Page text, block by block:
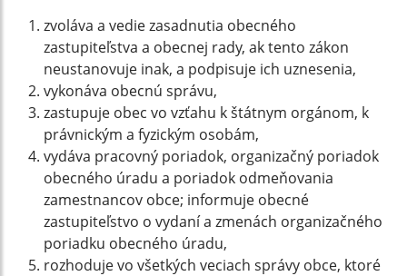
zvoláva a vedie zasadnutia obecného
zastupiteľstva a obecnej rady, ak tento zákon
neustanovuje inak, a podpisuje ich uznesenia,
vykonáva obecnú správu,
zastupuje obec vo vzťahu k štátnym orgánom, k
právnickým a fyzickým osobám,
vydáva pracovný poriadok, organizačný poriadok
obecného úradu a poriadok odmeňovania
zamestnancov obce; informuje obecné
zastupiteľstvo o vydaní a zmenách organizačného
poriadku obecného úradu,
rozhoduje vo všetkých veciach správy obce, ktoré